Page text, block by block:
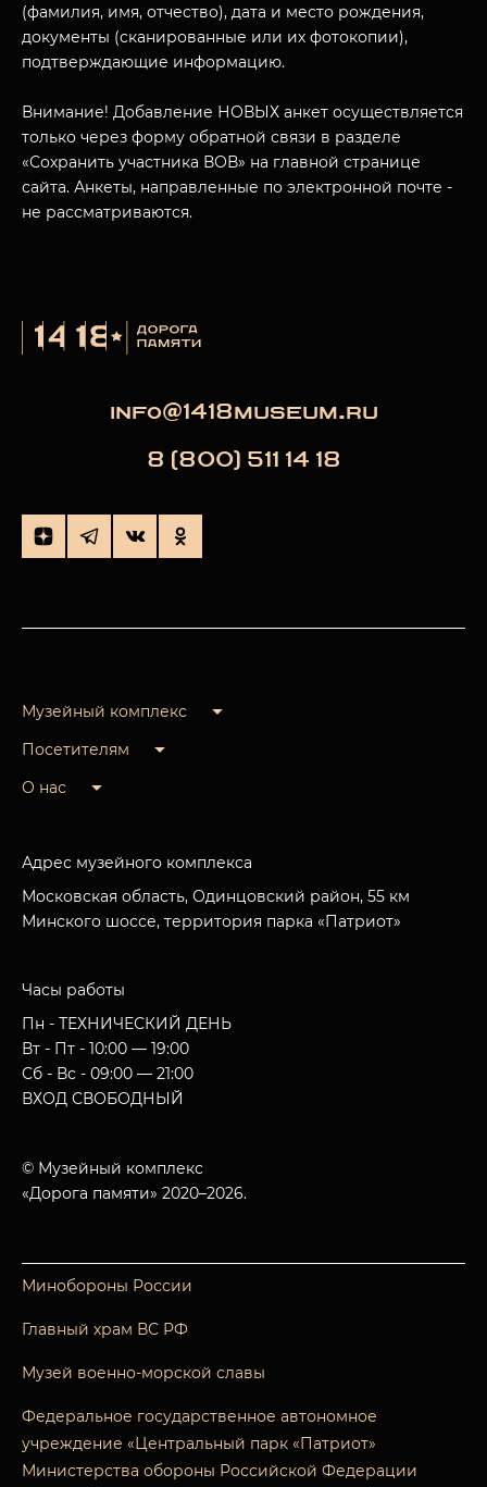
(фамилия, имя, отчество), дата и место рождения,
документы (сканированные или их фотокопии),
подтверждающие информацию.
Внимание! Добавление НОВЫХ анкет осуществляется
только через форму обратной связи в разделе
«Сохранить участника ВОВ» на главной странице
сайта. Анкеты, направленные по электронной почте -
не рассматриваются.
info@1418museum.ru
8 (800) 511 14 18
Музейный комплекс
Посетителям
О нас
Адрес музейного комплекса
Московская область, Одинцовский район, 55 км
Минского шоссе, территория парка «Патриот»
Часы работы
Пн - ТЕХНИЧЕСКИЙ ДЕНЬ
Вт - Пт - 10:00 — 19:00
Сб - Вс - 09:00 — 21:00
ВХОД СВОБОДНЫЙ
© Музейный комплекс
«Дорога памяти» 2020–2026.
Минобороны России
Главный храм ВС РФ
Музей военно-морской славы
Федеральное государственное автономное
учреждение «Центральный парк «Патриот»
Министерства обороны Российской Федерации